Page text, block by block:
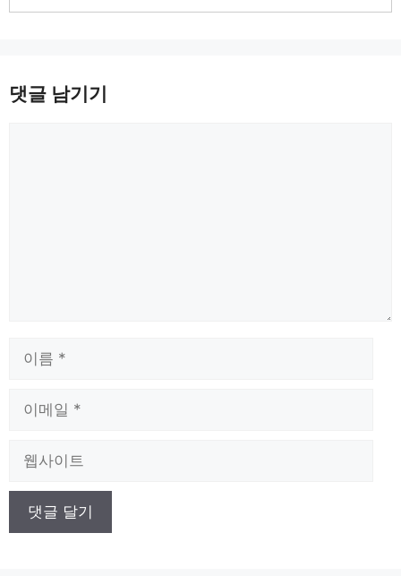
댓글 남기기